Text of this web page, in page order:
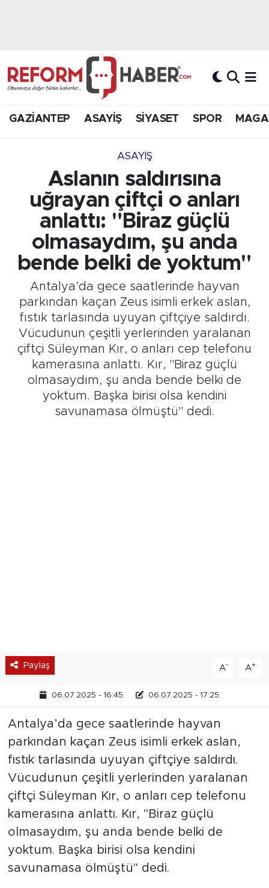
GAZİANTEP ASAYİŞ SİYASET SPOR
ASAYİŞ
Aslanın saldırısına
uğrayan çiftçi o anları
anlattı: "Biraz güçlü
olmasaydım, şu anda
bende belki de yoktum"
Antalya’da gece saatlerinde hayvan
parkından kaçan Zeus isimli erkek aslan,
fıstık tarlasında uyuyan çiftçiye saldırdı.
Vücudunun çeşitli yerlerinden yaralanan
çiftçi Süleyman Kır, o anları cep telefonu
kamerasına anlattı. Kır, "Biraz güçlü
olmasaydım, şu anda bende belki de
yoktum. Başka birisi olsa kendini
savunamasa ölmüştü" dedi.
Paylaş A- A+
06.07.2025 - 16:45 06.07.2025 - 17:25
Antalya’da gece saatlerinde hayvan
parkından kaçan Zeus isimli erkek aslan,
fıstık tarlasında uyuyan çiftçiye saldırdı.
Vücudunun çeşitli yerlerinden yaralanan
çiftçi Süleyman Kır, o anları cep telefonu
kamerasına anlattı. Kır, "Biraz güçlü
olmasaydım, şu anda bende belki de
yoktum. Başka birisi olsa kendini
savunamasa ölmüştü" dedi.
Hava Durumu
Süper Lig Puan Durumu ve Fikstür
Son Dakika Haberleri
Haber Arşivi